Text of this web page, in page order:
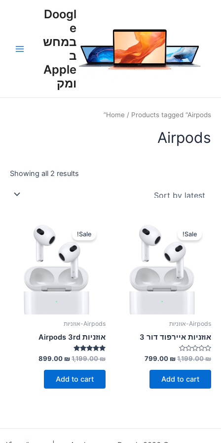
Doogl
e
במחש
ב
Apple
ומק
Home / Products tagged “Airpods”
Airpods
Showing all 2 results
Sale!
Airpods-אוזניות
אוזניות איירפוד דור 3
Rated
0
out
1,199.00₪
799.00 ₪
Add to cart
Sale!
Airpods-אוזניות
אוזניות Airpods 3rd
Rated
5.00
out of 5
1,199.00₪
899.00 ₪
Add to cart